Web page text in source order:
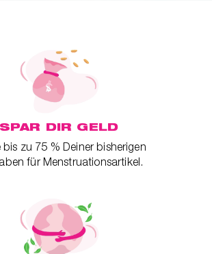
SPAR DIR GELD
bis zu 75 % Deiner bisherigen
für Menstruationsartikel.